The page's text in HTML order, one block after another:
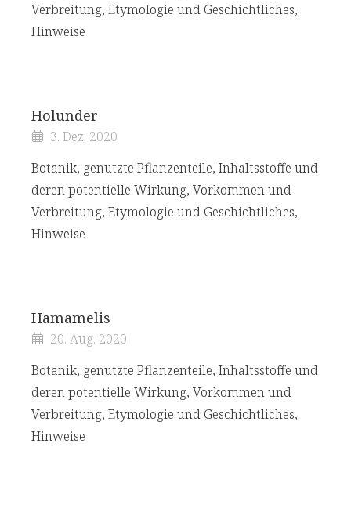
Verbreitung, Etymologie und Geschichtliches,
Hinweise
Holunder
3. Dez. 2020
Botanik, genutzte Pflanzenteile, Inhaltsstoffe und
deren potentielle Wirkung, Vorkommen und
Verbreitung, Etymologie und Geschichtliches,
Hinweise
Hamamelis
20. Aug. 2020
Botanik, genutzte Pflanzenteile, Inhaltsstoffe und
deren potentielle Wirkung, Vorkommen und
Verbreitung, Etymologie und Geschichtliches,
Hinweise